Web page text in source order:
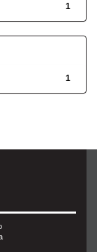
1
1